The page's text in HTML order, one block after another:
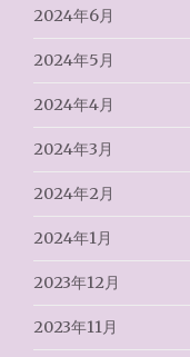
2024年6月
2024年5月
2024年4月
2024年3月
2024年2月
2024年1月
2023年12月
2023年11月